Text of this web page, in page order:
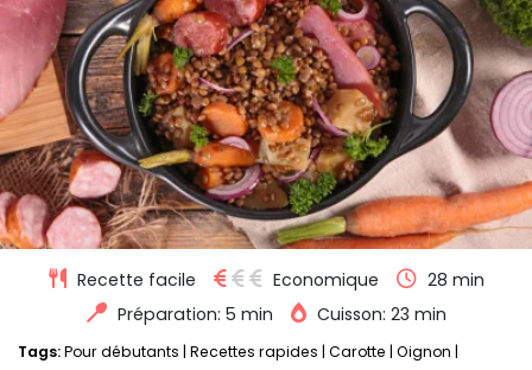
Recette facile Economique
28 min
Préparation: 5 min
Cuisson: 23 min
Tags:Pour débutants Recettes rapides Carotte Oignon